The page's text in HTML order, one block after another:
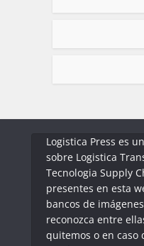
Logistica Press es
sobre Logistica
Tecnologia Supply
presentes en esta
bancos de
reconozca entre
quitemos o en caso